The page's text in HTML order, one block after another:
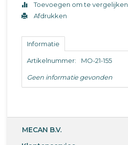
Toevoegen om te vergelijken
Afdrukken
Informatie
Artikelnummer: MO-21-155
Geen informatie gevonden
MECAN B.V.